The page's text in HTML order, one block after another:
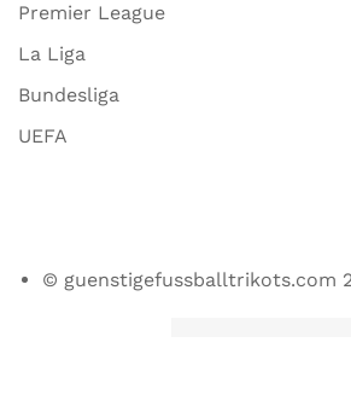
Premier League
La Liga
Bundesliga
UEFA
© guenstigefussballtrikots.com